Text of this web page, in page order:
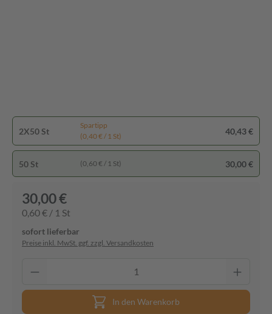
2X50 St
Spartipp
(0,40 € / 1 St)
40,43 €
50 St (0,60 € / 1 St) 30,00 €
30,00 €
0,60 € / 1 St
sofort lieferbar
Preise inkl. MwSt. ggf. zzgl. Versandkosten
In den Warenkorb